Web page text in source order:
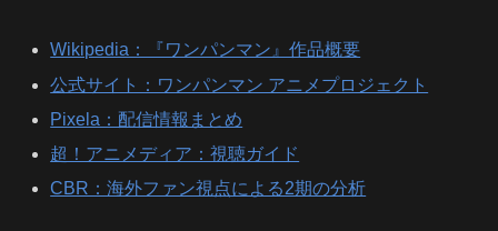
Wikipedia：『ワンパンマン』作品概要
公式サイト：ワンパンマン アニメプロジェクト
Pixela：配信情報まとめ
超！アニメディア：視聴ガイド
CBR：海外ファン視点による2期の分析